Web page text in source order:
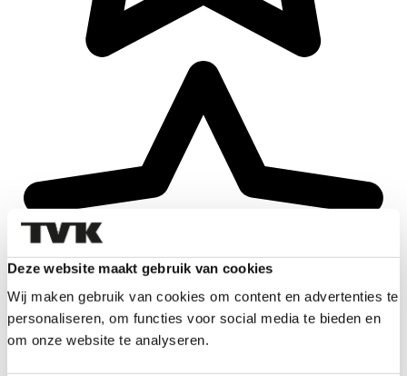
Deze website maakt gebruik van cookies
Wij maken gebruik van cookies om content en advertenties te
personaliseren, om functies voor social media te bieden en
om onze website te analyseren.